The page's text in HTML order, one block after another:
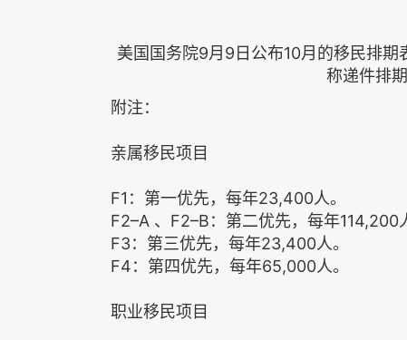
美国国务院9月9日公布10月的移民排期
称递件排
附注：
亲属移民项目
F1：第一优先，每年23,400人。
F2–A 、F2–B：第二优先，每年114,200
F3：第三优先，每年23,400人。
F4：第四优先，每年65,000人。
职业移民项目